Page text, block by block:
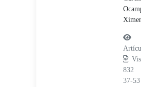
832
37-53